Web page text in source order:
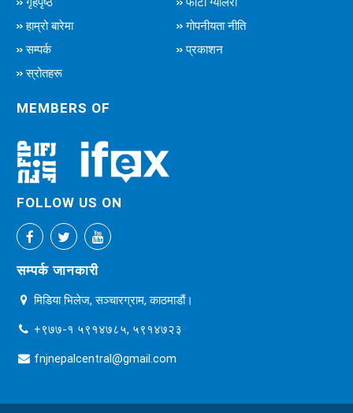
हाम्रो बारेमा
गोपनीयता नीति
सम्पर्क
प्रकाशन
स्रोतहरू
MEMBERS OF
FOLLOW US ON
सम्पर्क जानकारी
मिडिया भिलेज, सञ्चारग्राम, काठमाडौं।
+९७७-१ ५९१४७८५, ५९१४७२३
fnjnepalcentral@gmail.com